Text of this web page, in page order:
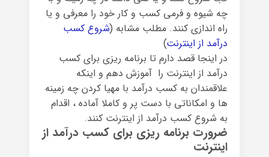
چه شیوه و فرمی کسب و کار خود را معرفی و یا
راه اندازی کنند. مطلب مشابه (شروع کسب
درآمد از اینترنت)
در اینجا قصد دارم تا برنامه ریزی برای کسب
درآمد از اینترنت را آموزش دهم و اینکه
علاقمندان به کسب درآمد با مهیا کردن چه زمینه
ها و امکاناتی با دست پر و کاملا آماده ، اقدام
به شروع کسب درآمد از اینترنت کنند.
ضرورت برنامه ریزی برای کسب درآمد از
اینترنت